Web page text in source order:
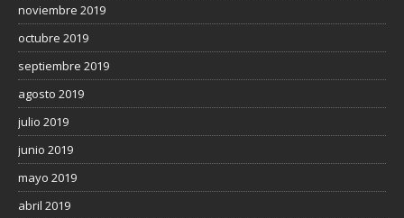
noviembre 2019
octubre 2019
septiembre 2019
agosto 2019
julio 2019
junio 2019
mayo 2019
abril 2019